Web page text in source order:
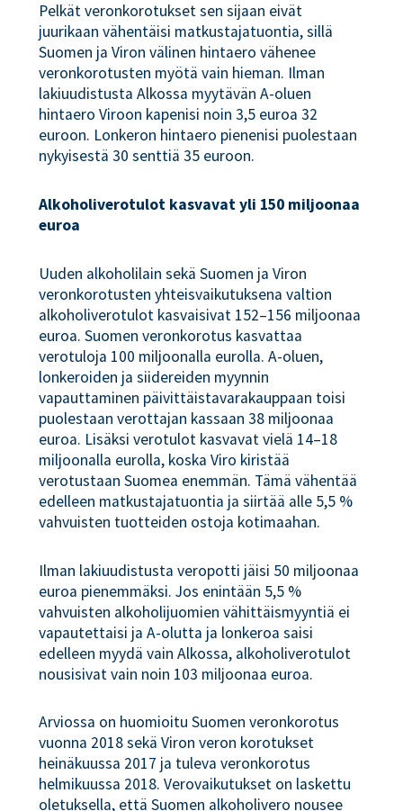
Pelkät veronkorotukset sen sijaan eivät
juurikaan vähentäisi matkustajatuontia, sillä
Suomen ja Viron välinen hintaero vähenee
veronkorotusten myötä vain hieman. Ilman
lakiuudistusta Alkossa myytävän A-oluen
hintaero Viroon kapenisi noin 3,5 euroa 32
euroon. Lonkeron hintaero pienenisi puolestaan
nykyisestä 30 senttiä 35 euroon.
Alkoholiverotulot kasvavat yli 150 miljoonaa
euroa
Uuden alkoholilain sekä Suomen ja Viron
veronkorotusten yhteisvaikutuksena valtion
alkoholiverotulot kasvaisivat 152–156 miljoonaa
euroa. Suomen veronkorotus kasvattaa
verotuloja 100 miljoonalla eurolla. A-oluen,
lonkeroiden ja siidereiden myynnin
vapauttaminen päivittäistavarakauppaan toisi
puolestaan verottajan kassaan 38 miljoonaa
euroa. Lisäksi verotulot kasvavat vielä 14–18
miljoonalla eurolla, koska Viro kiristää
verotustaan Suomea enemmän. Tämä vähentää
edelleen matkustajatuontia ja siirtää alle 5,5 %
vahvuisten tuotteiden ostoja kotimaahan.
Ilman lakiuudistusta veropotti jäisi 50 miljoonaa
euroa pienemmäksi. Jos enintään 5,5 %
vahvuisten alkoholijuomien vähittäismyyntiä ei
vapautettaisi ja A-olutta ja lonkeroa saisi
edelleen myydä vain Alkossa, alkoholiverotulot
nousisivat vain noin 103 miljoonaa euroa.
Arviossa on huomioitu Suomen veronkorotus
vuonna 2018 sekä Viron veron korotukset
heinäkuussa 2017 ja tuleva veronkorotus
helmikuussa 2018. Verovaikutukset on laskettu
oletuksella, että Suomen alkoholivero nousee